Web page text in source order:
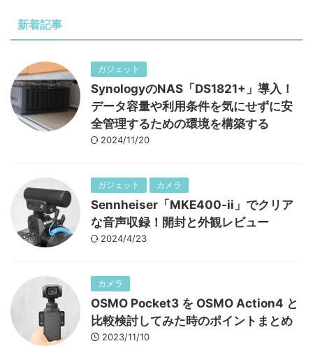
新着記事
ガジェット
SynologyのNAS「DS1821+」導入！
データ容量や利用条件を気にせずに安
全管理するための環境を構築する
2024/11/20
ガジェット カメラ
Sennheiser「MKE400-ii」でクリア
な音声収録！開封と外観レビュー
2024/4/23
カメラ
OSMO Pocket3 を OSMO Action4 と
比較検討してみた時のポイントまとめ
2023/11/10